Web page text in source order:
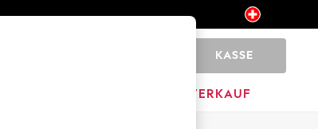
KASSE
AUSVERKAUF